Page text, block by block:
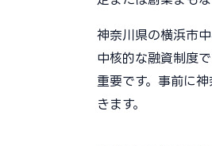
神奈川県の横浜市
中核的な融資制度
重要です。事前に
きます。